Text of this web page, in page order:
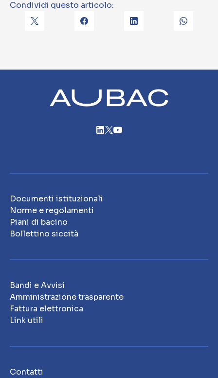
Condividi questo articolo:
Documenti istituzionali
Norme e regolamenti
Piani di bacino
Bollettino siccità
Bandi e Avvisi
Amministrazione trasparente
Fattura elettronica
Link utili
Contatti